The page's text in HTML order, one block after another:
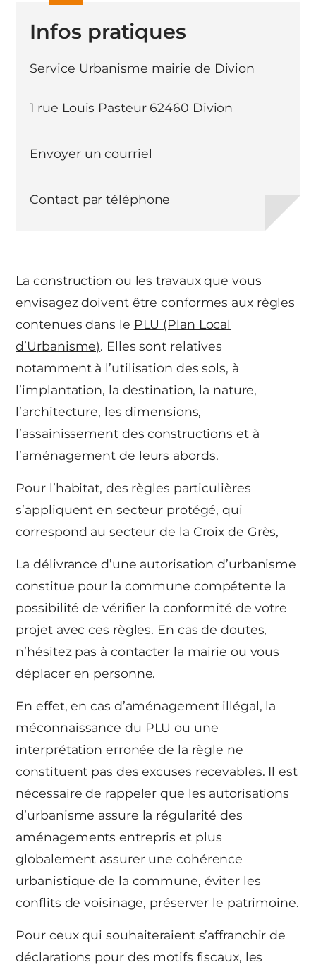
La construction ou les travaux que vous
envisagez doivent être conformes aux règles
contenues dans le PLU (Plan Local
d’Urbanisme). Elles sont relatives
notamment à l’utilisation des sols, à
l’implantation, la destination, la nature,
l’architecture, les dimensions,
l’assainissement des constructions et à
l’aménagement de leurs abords.
Pour l’habitat, des règles particulières
s’appliquent en secteur protégé, qui
correspond au secteur de la Croix de Grès,
La délivrance d’une autorisation d’urbanisme
constitue pour la commune compétente la
possibilité de vérifier la conformité de votre
projet avec ces règles. En cas de doutes,
n’hésitez pas à contacter la mairie ou vous
déplacer en personne.
En effet, en cas d’aménagement illégal, la
méconnaissance du PLU ou une
interprétation erronée de la règle ne
constituent pas des excuses recevables. Il est
nécessaire de rappeler que les autorisations
d’urbanisme assure la régularité des
aménagements entrepris et plus
globalement assurer une cohérence
urbanistique de la commune, éviter les
conflits de voisinage, préserver le patrimoine.
Pour ceux qui souhaiteraient s’affranchir de
déclarations pour des motifs fiscaux, les
Infos pratiques
Service Urbanisme mairie de Divion
1 rue Louis Pasteur 62460 Divion
Envoyer un courriel
Contact par téléphone